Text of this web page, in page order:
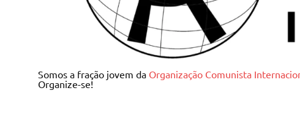
Juventude Comunista
Somos a fração jovem da Organização Comunista
Organize-se!